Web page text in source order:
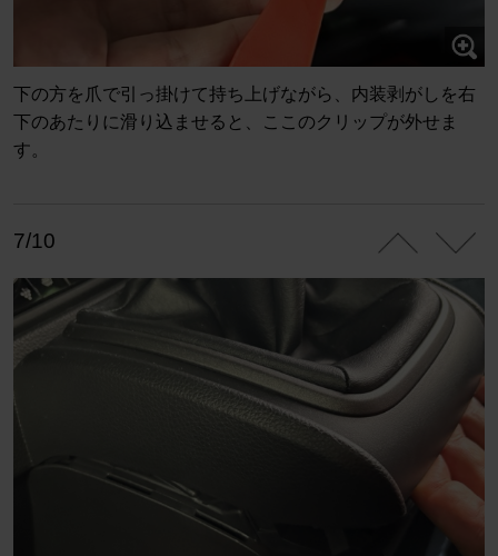
下の方を爪で引っ掛けて持ち上げながら、内装剥がしを右
下のあたりに滑り込ませると、ここのクリップが外せま
す。
7/10